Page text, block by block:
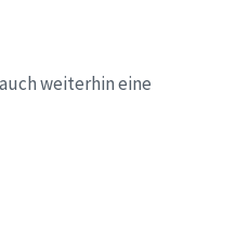
weiterhin eine